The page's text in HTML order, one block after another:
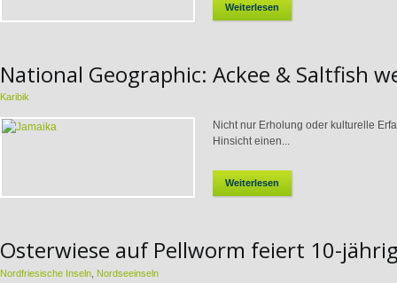
Weiterlesen
National Geographic: Ackee & Saltfish
Karibik
Nicht nur Erholung oder kulturelle
Hinsicht einen...
Weiterlesen
Osterwiese auf Pellworm feiert 10-
Nordfriesische Inseln Nordseeinseln